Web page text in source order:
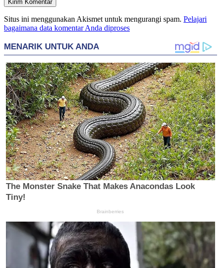
Situs ini menggunakan Akismet untuk mengurangi spam. Pelajari
bagaimana data komentar Anda diproses